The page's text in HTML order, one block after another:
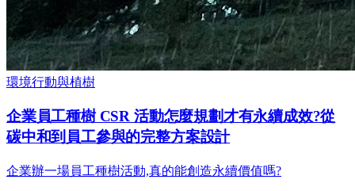
環境行動與植樹
企業員工種樹 CSR 活動怎麼規劃才有永續成效?從
碳中和到員工參與的完整方案設計
企業辦一場員工種樹活動,真的能創造永續價值嗎?